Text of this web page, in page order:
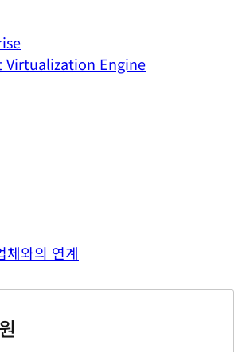
Virtualization Engine
체와의 연계